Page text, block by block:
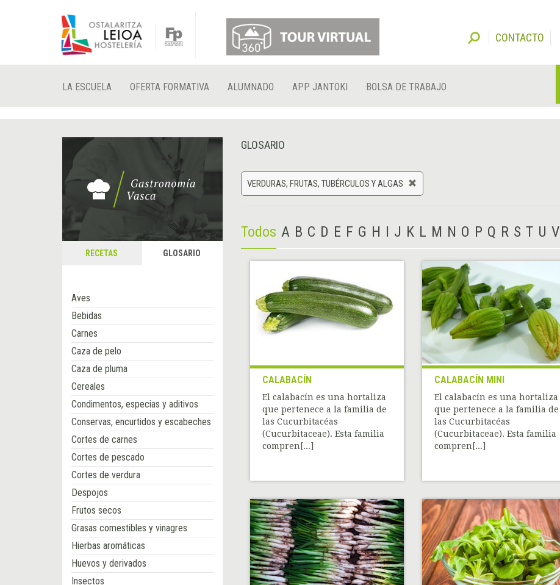
CONTACTO
LA ESCUELA OFERTA FORMATIVA ALUMNADO APP JANTOKI BOLSA DE TRABAJO
RECETAS GLOSARIO
Aves
Bebidas
Carnes
Caza de pelo
Caza de pluma
Cereales
Condimentos, especias y aditivos
Conservas, encurtidos y escabeches
Cortes de carnes
Cortes de pescado
Cortes de verdura
Despojos
Frutos secos
Grasas comestibles y vinagres
Hierbas aromáticas
Huevos y derivados
Insectos
GLOSARIO
VERDURAS, FRUTAS, TUBÉRCULOS Y ALGAS
Todos A B C D E F G H I J K L M N O P Q R S T U V
CALABACÍN
El calabacín es una hortaliza
que pertenece a la familia de
las Cucurbitacéas
(Cucurbitaceae). Esta familia
compren[...]
CALABACÍN MINI
El calabacín es una hortaliza
que pertenece a la familia de
las Cucurbitacéas
(Cucurbitaceae). Esta familia
compren[...]